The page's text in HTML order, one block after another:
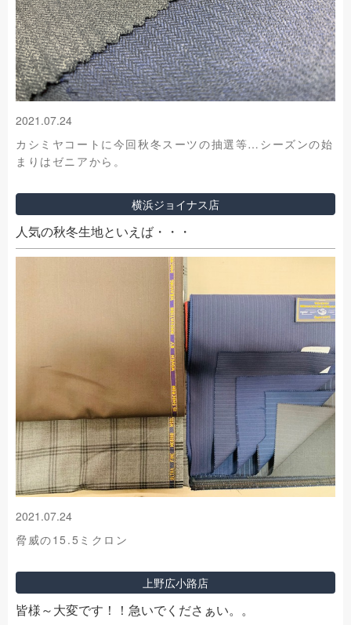
2021.07.24
カシミヤコートに今回秋冬スーツの抽選等…シーズンの始
まりはゼニアから。
横浜ジョイナス店
人気の秋冬生地といえば・・・
2021.07.24
脅威の15.5ミクロン
上野広小路店
皆様～大変です！！急いでくださぁい。。